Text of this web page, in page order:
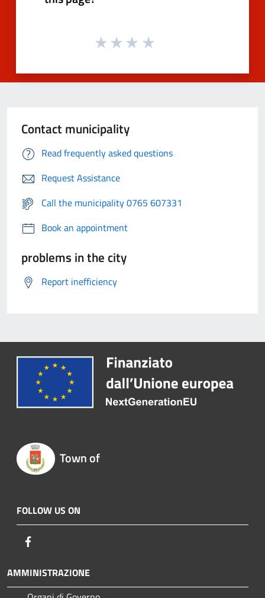
Contact municipality
Read frequently asked questions
Request Assistance
Call the municipality 0765 607331
Book an appointment
problems in the city
Report inefficiency
Town of
FOLLOW US ON
AMMINISTRAZIONE